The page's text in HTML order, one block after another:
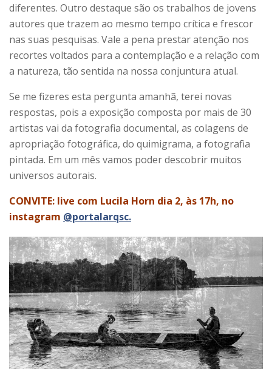
diferentes. Outro destaque são os trabalhos de jovens
autores que trazem ao mesmo tempo crítica e frescor
nas suas pesquisas. Vale a pena prestar atenção nos
recortes voltados para a contemplação e a relação com
a natureza, tão sentida na nossa conjuntura atual.
Se me fizeres esta pergunta amanhã, terei novas
respostas, pois a exposição composta por mais de 30
artistas vai da fotografia documental, as colagens de
apropriação fotográfica, do quimigrama, a fotografia
pintada. Em um mês vamos poder descobrir muitos
universos autorais.
CONVITE: live com Lucila Horn dia 2, às 17h, no
instagram @portalarqsc.